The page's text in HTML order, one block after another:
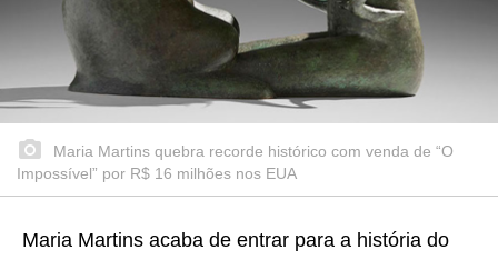
Maria Martins quebra recorde histórico com venda de “O
Impossível” por R$ 16 milhões nos EUA
Maria Martins acaba de entrar para a história do